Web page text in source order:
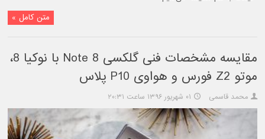
متن کامل »
مقایسه مشخصات فنی گلکسی Note 8 با نوکیا 8،
موتو Z2 فورس و هواوی P10 پلاس
محمد قاسمی ۰۱ شهریور ۱۳۹۶ ساعت ۲۰:۳۱